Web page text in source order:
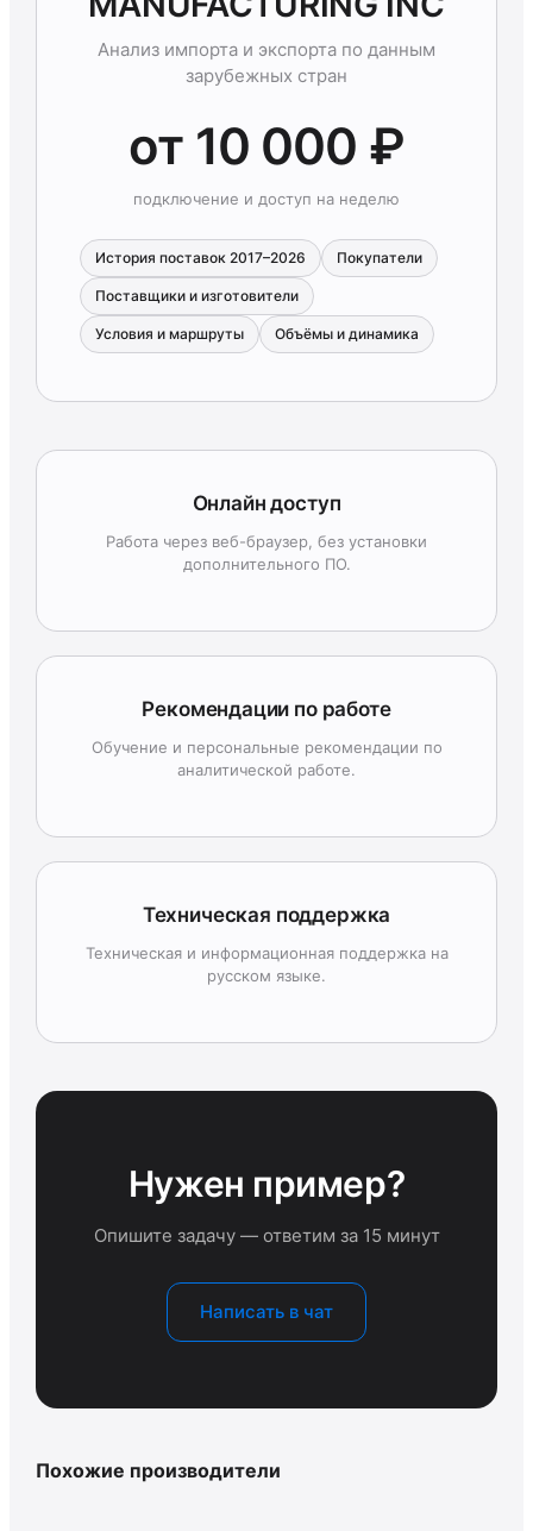
Анализ импорта и экспорта по данным
зарубежных стран
от 10 000 ₽
подключение и доступ на неделю
История поставок 2017–2026 Покупатели
Поставщики и изготовители
Условия и маршруты Объёмы и динамика
Онлайн доступ
Работа через веб-браузер, без установки
дополнительного ПО.
Рекомендации по работе
Обучение и персональные рекомендации по
аналитической работе.
Техническая поддержка
Техническая и информационная поддержка на
русском языке.
Нужен пример?
Опишите задачу — ответим за 15 минут
Написать в чат
Похожие производители